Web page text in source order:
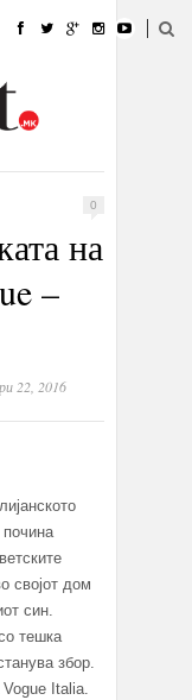
0
на
–
22, 2016
својот дом
син.
тешка
збор.
Italia.